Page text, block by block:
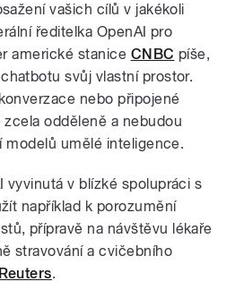
vašich cílů v jakékoli
ředitelka OpenAI pro
americké stanice CNBC píše,
svůj vlastní prostor.
nebo připojené
odděleně a nebudou
modelů umělé inteligence.
vyvinutá v blízké spolupráci s
například k porozumění
přípravě na návštěvu lékaře
stravování a cvičebního
Reuters.